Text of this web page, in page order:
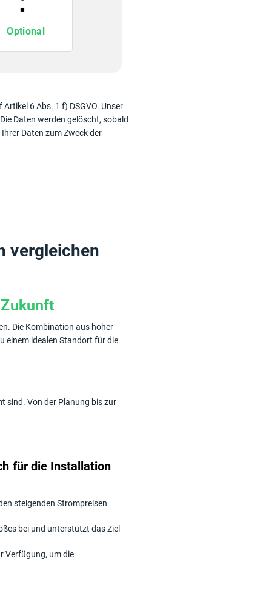
Optional
6 Abs. 1 f) DSGVO. Unser
Daten werden gelöscht, sobald
Daten zum Zweck der
vergleichen
Die Kombination aus hoher
einem idealen Standort für die
sind. Von der Planung bis zur
für die Installation
steigenden Strompreisen
bei und unterstützt das Ziel
Verfügung, um die